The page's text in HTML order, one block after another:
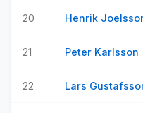
20 Henrik
21 Peter Karlsson
22 Lars